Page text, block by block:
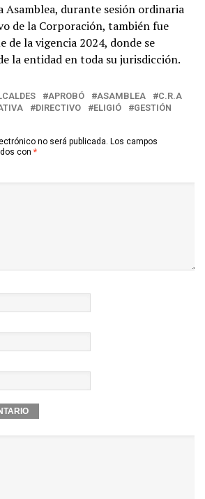
Asamblea, durante sesión ordinaria
de la Corporación, también fue
de la vigencia 2024, donde se
la entidad en toda su jurisdicción.
APROBÓ ASAMBLEA
C.R.A
DIRECTIVO ELIGIÓ GESTIÓN
no será publicada. Los campos
con *